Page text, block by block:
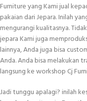
Furniture yang Kami jual
pakaian dari Jepara. Inilah
mengurangi kualitasnya.
jepara Kami juga
lainnya, Anda juga bisa
Anda. Anda bisa melakukan
langsung ke workshop Cj
Jadi tunggu apalagi? inilah